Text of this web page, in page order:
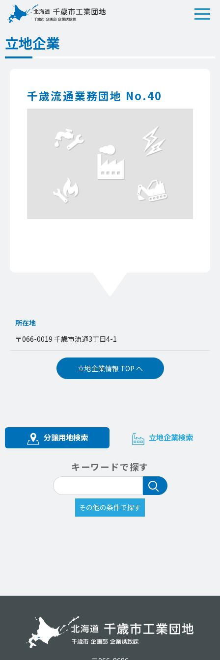
立地企業
千歳流通業務団地 No.40
所在地
〒066-0019 千歳市流通3丁目4-1
立地企業情報 TOP へ
分譲用地検索 立地企業検索
キーワードで探す